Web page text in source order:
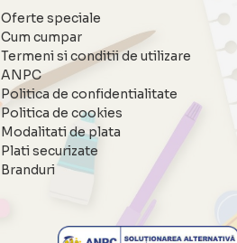
Oferte speciale
Cum cumpar
Termeni si conditii de utilizare
ANPC
Politica de confidentialitate
Politica de cookies
Modalitati de plata
Plati securizate
Branduri